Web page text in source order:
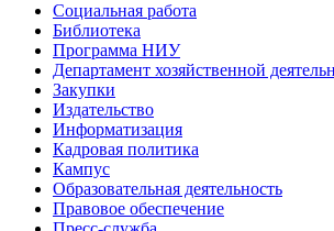
Социальная работа
Библиотека
Программа НИУ
Департамент хозяйственной
Закупки
Издательство
Информатизация
Кадровая политика
Кампус
Образовательная деятельность
Правовое обеспечение